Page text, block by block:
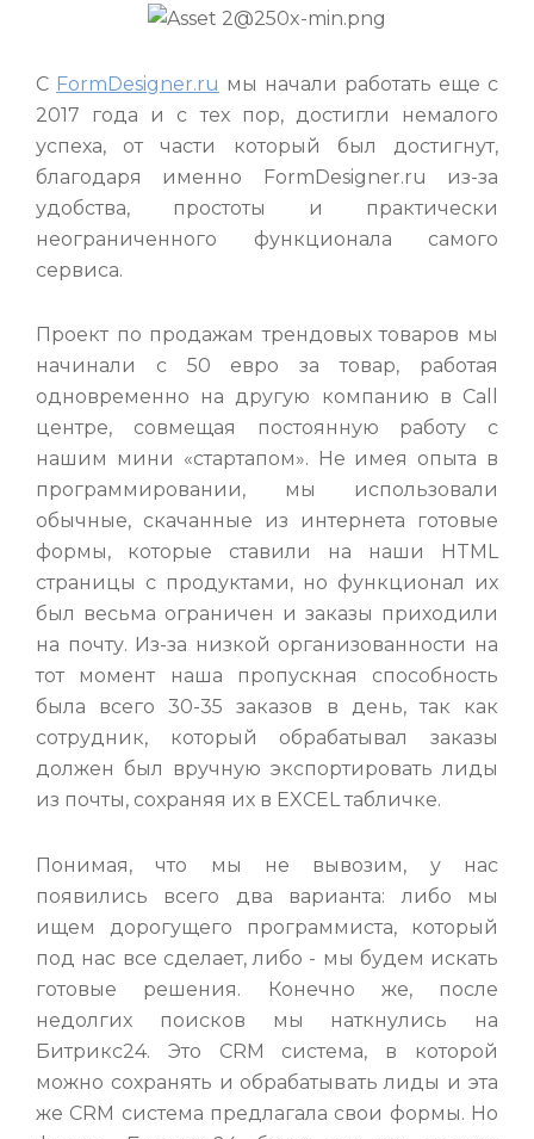
C FormDesigner.ru мы начали работать еще с
2017 года и с тех пор, достигли немалого
успеха, от части который был достигнут,
благодаря именно FormDesigner.ru из-за
удобства, простоты и практически
неограниченного функционала самого
сервиса.
Проект по продажам трендовых товаров мы
начинали с 50 евро за товар, работая
одновременно на другую компанию в Call
центре, совмещая постоянную работу с
нашим мини «стартапом». Не имея опыта в
программировании, мы использовали
обычные, скачанные из интернета готовые
формы, которые ставили на наши HTML
страницы с продуктами, но функционал их
был весьма ограничен и заказы приходили
на почту. Из-за низкой организованности на
тот момент наша пропускная способность
была всего 30-35 заказов в день, так как
сотрудник, который обрабатывал заказы
должен был вручную экспортировать лиды
из почты, сохраняя их в EXСEL табличке.
Понимая, что мы не вывозим, у нас
появились всего два варианта: либо мы
ищем дорогущего программиста, который
под нас все сделает, либо - мы будем искать
готовые решения. Конечно же, после
недолгих поисков мы наткнулись на
Битрикс24. Это CRM система, в которой
можно сохранять и обрабатывать лиды и эта
же CRM система предлагала свои формы. Но